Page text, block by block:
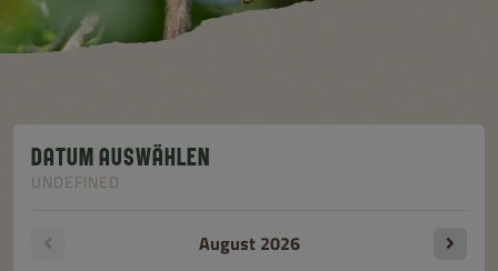
DATUM AUSWÄHLEN
UNDEFINED
August 2026